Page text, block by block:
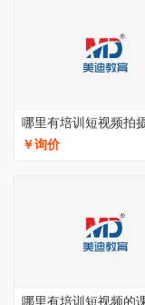
哪里有培训短视频拍
￥询价
哪里有培训短视频的